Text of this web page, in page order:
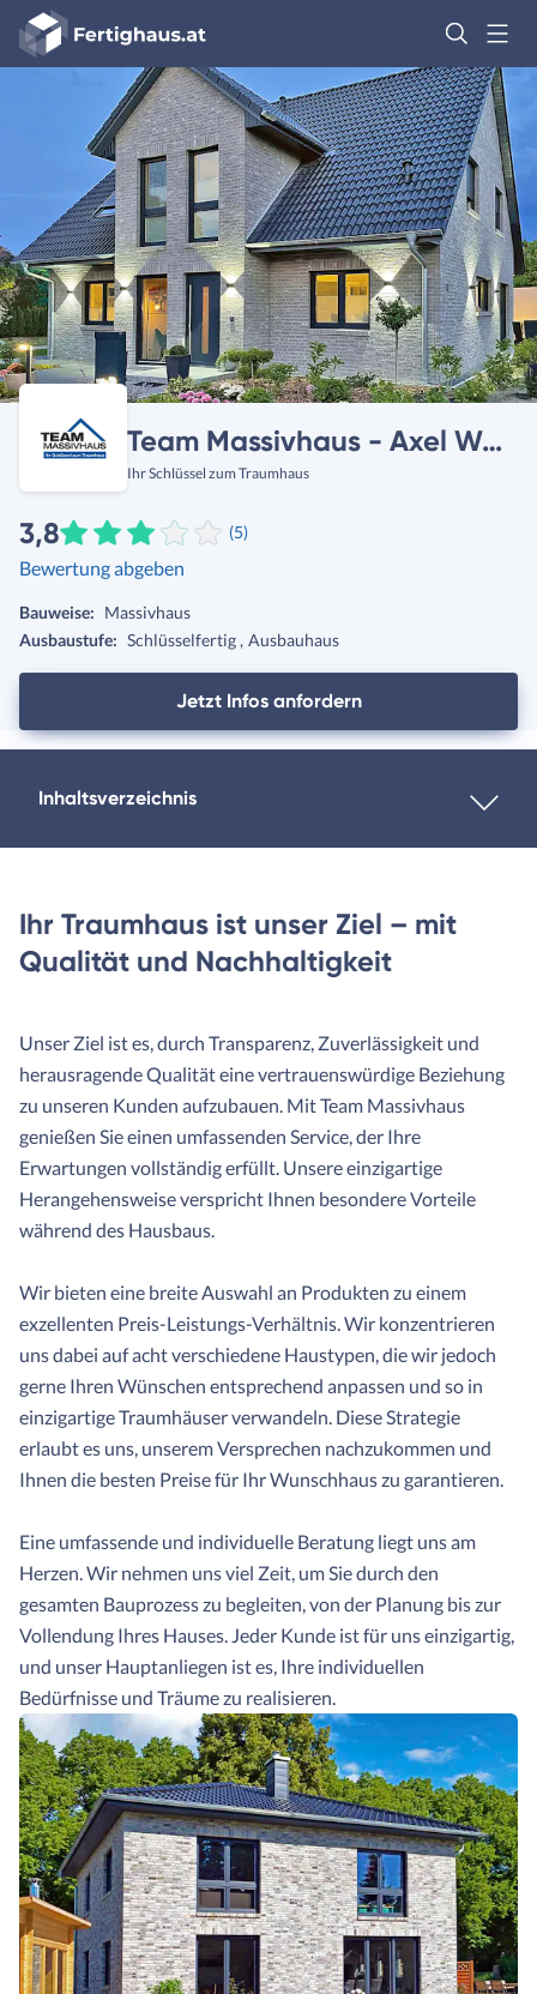
Fertighaus
Logo
Team Massivhaus - Axel Wroblewski
Ihr Schlüssel zum Traumhaus
3,8 (5)
Bewertung abgeben
Bauweise: Massivhaus
Ausbaustufe: Schlüsselfertig Ausbauhaus
Jetzt Infos anfordern
Inhaltsverzeichnis
Ihr Traumhaus ist unser Ziel – mit
Qualität und Nachhaltigkeit
Unser Ziel ist es, durch Transparenz, Zuverlässigkeit und
herausragende Qualität eine vertrauenswürdige Beziehung
zu unseren Kunden aufzubauen. Mit Team Massivhaus
genießen Sie einen umfassenden Service, der Ihre
Erwartungen vollständig erfüllt. Unsere einzigartige
Herangehensweise verspricht Ihnen besondere Vorteile
während des Hausbaus.
Wir bieten eine breite Auswahl an Produkten zu einem
exzellenten Preis-Leistungs-Verhältnis. Wir konzentrieren
uns dabei auf acht verschiedene Haustypen, die wir jedoch
gerne Ihren Wünschen entsprechend anpassen und so in
einzigartige Traumhäuser verwandeln. Diese Strategie
erlaubt es uns, unserem Versprechen nachzukommen und
Ihnen die besten Preise für Ihr Wunschhaus zu garantieren.
Eine umfassende und individuelle Beratung liegt uns am
Herzen. Wir nehmen uns viel Zeit, um Sie durch den
gesamten Bauprozess zu begleiten, von der Planung bis zur
Vollendung Ihres Hauses. Jeder Kunde ist für uns einzigartig,
und unser Hauptanliegen ist es, Ihre individuellen
Bedürfnisse und Träume zu realisieren.